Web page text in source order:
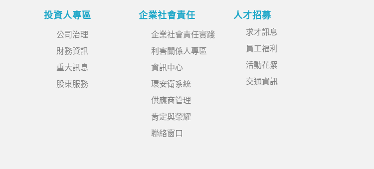
投資人專區
公司治理
財務資訊
重大訊息
股東服務
企業社會責任
企業社會責任實踐
利害關係人專區
資訊中心
環安衛系統
供應商管理
肯定與榮耀
聯絡窗口
人才招募
求才訊息
員工福利
活動花絮
交通資訊